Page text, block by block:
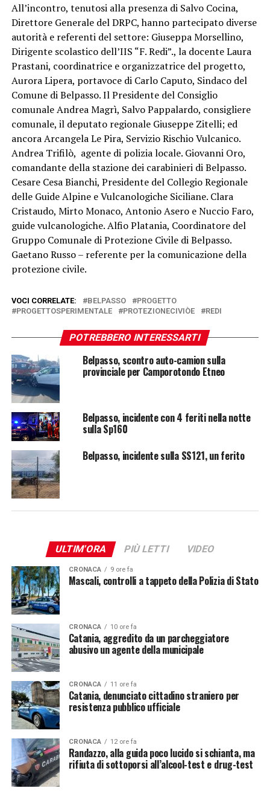
All’incontro, tenutosi alla presenza di Salvo Cocina,
Direttore Generale del DRPC, hanno partecipato diverse
autorità e referenti del settore: Giuseppa Morsellino,
Dirigente scolastico dell’IIS “F. Redi”., la docente Laura
Prastani, coordinatrice e organizzatrice del progetto,
Aurora Lipera, portavoce di Carlo Caputo, Sindaco del
Comune di Belpasso. Il Presidente del Consiglio
comunale Andrea Magrì, Salvo Pappalardo, consigliere
comunale, il deputato regionale Giuseppe Zitelli; ed
ancora Arcangela Le Pira, Servizio Rischio Vulcanico.
Andrea Trifilò, agente di polizia locale. Giovanni Oro,
comandante della stazione dei carabinieri di Belpasso.
Cesare Cesa Bianchi, Presidente del Collegio Regionale
delle Guide Alpine e Vulcanologiche Siciliane. Clara
Cristaudo, Mirto Monaco, Antonio Asero e Nuccio Faro,
guide vulcanologiche. Alfio Platania, Coordinatore del
Gruppo Comunale di Protezione Civile di Belpasso.
Gaetano Russo – referente per la comunicazione della
protezione civile.
VOCI CORRELATE: BELPASSO
PROGETTO
PROGETTOSPERIMENTALE
PROTEZIONECIVIÒE REDI
POTREBBERO INTERESSARTI
Belpasso, scontro auto-camion sulla
provinciale per Camporotondo Etneo
Belpasso, incidente con 4 feriti nella notte
sulla Sp160
Belpasso, incidente sulla SS121, un ferito
ULTIM'ORA PIÙ LETTI VIDEO
CRONACA 9 ore fa
Mascali, controlli a tappeto della Polizia di Stato
CRONACA 10 ore fa
Catania, aggredito da un parcheggiatore
abusivo un agente della municipale
CRONACA 11 ore fa
Catania, denunciato cittadino straniero per
resistenza pubblico ufficiale
CRONACA 12 ore fa
Randazzo, alla guida poco lucido si schianta, ma
rifiuta di sottoporsi all’alcool-test e drug-test